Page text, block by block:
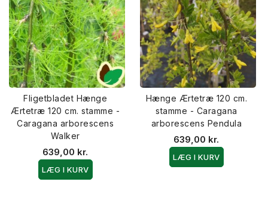
Fligetbladet Hænge
Ærtetræ 120 cm. stamme -
Caragana arborescens
Walker
639,00 kr.
LÆG I KURV
Hænge Ærtetræ 120 cm.
stamme - Caragana
arborescens Pendula
639,00 kr.
LÆG I KURV